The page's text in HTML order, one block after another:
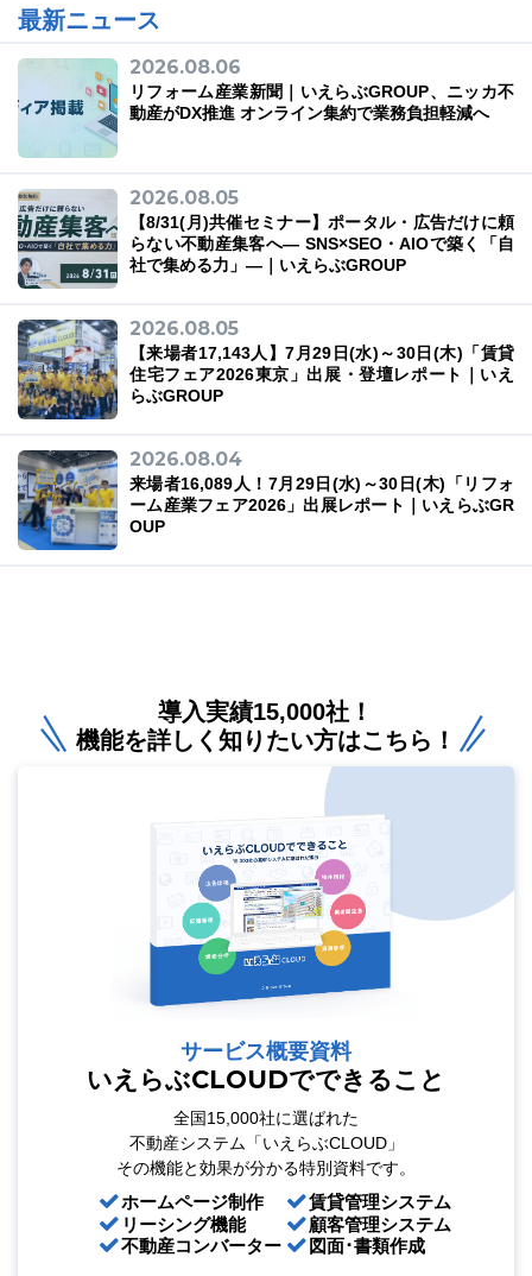
最新ニュース
2026.08.06
リフォーム産業新聞｜いえらぶGROUP、ニッカ不
動産がDX推進 オンライン集約で業務負担軽減へ
2026.08.05
【8/31(月)共催セミナー】ポータル・広告だけに頼
らない不動産集客へ― SNS×SEO・AIOで築く「自
社で集める力」―｜いえらぶGROUP
2026.08.05
【来場者17,143人】7月29日(水)～30日(木)「賃貸
住宅フェア2026東京」出展・登壇レポート｜いえ
らぶGROUP
2026.08.04
来場者16,089人！7月29日(水)～30日(木)「リフォ
ーム産業フェア2026」出展レポート｜いえらぶGR
OUP
導入実績15,000社！
機能を詳しく知りたい方はこちら！
サービス概要資料
いえらぶCLOUDでできること
全国15,000社に選ばれた
不動産システム「いえらぶCLOUD」
その機能と効果が分かる特別資料です。
ホームページ制作
リーシング機能
不動産コンバーター
賃貸管理システム
顧客管理システム
図面･書類作成